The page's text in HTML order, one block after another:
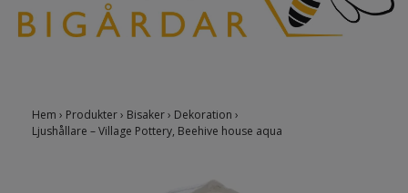
Hem › Produkter› Bisaker› Dekoration ›
Ljushållare – Village Pottery, Beehive house aqua